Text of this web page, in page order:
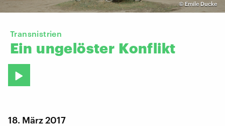
© Emile Ducke
Transnistrien
Ein ungelöster Konflikt
18. März 2017